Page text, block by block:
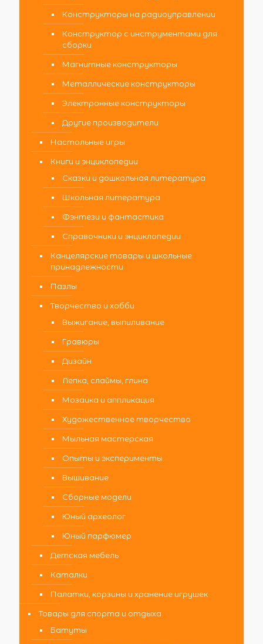
Конструкторы на радиоуправлении
Конструктор с инструментами для
сборки
Магнитные конструкторы
Металлические конструкторы
Электронные конструкторы
Другие производители
Настольные игры
Книги и энциклопедии
Сказки и дошкольная литература
Школьная литература
Фэнтези и фантастика
Справочники и энциклопедии
Канцелярские товары и школьные
принадлежности
Пазлы
Творчество и хобби
Выжигание, выпиливание
Гравюры
Дизайн
Лепка, слаймы, глина
Мозаика и аппликация
Художественное творчество
Мыльная мастерская
Опыты и эксперименты
Вышивание
Сборные модели
Юный археолог
Юный парфюмер
Детская мебель
Каталки
Палатки, корзины и хранение игрушек
Товары для спорта и отдыха
Батуты